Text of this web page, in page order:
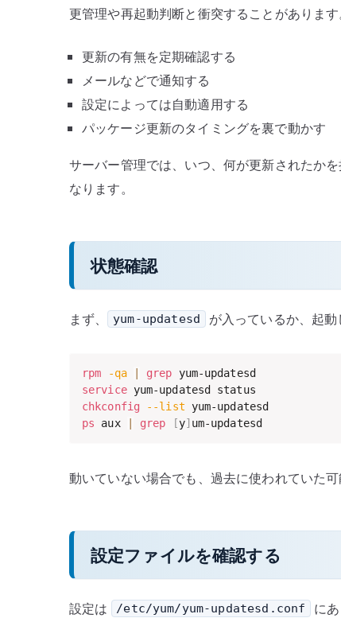
更管理や再起動判断と衝突することがあります
更新の有無を定期確認する
メールなどで通知する
設定によっては自動適用する
パッケージ更新のタイミングを裏で動かす
サーバー管理では、いつ、何が更新されたか
なります。
状態確認
まず、 yum-updatesd が入っているか、起
rpm -qa grep
service
chkconfig
--list
ps aux grep [y] um-updatesd
動いていない場合でも、過去に使われていた
設定ファイルを確認する
設定は /etc/yum/yum-updatesd.conf に